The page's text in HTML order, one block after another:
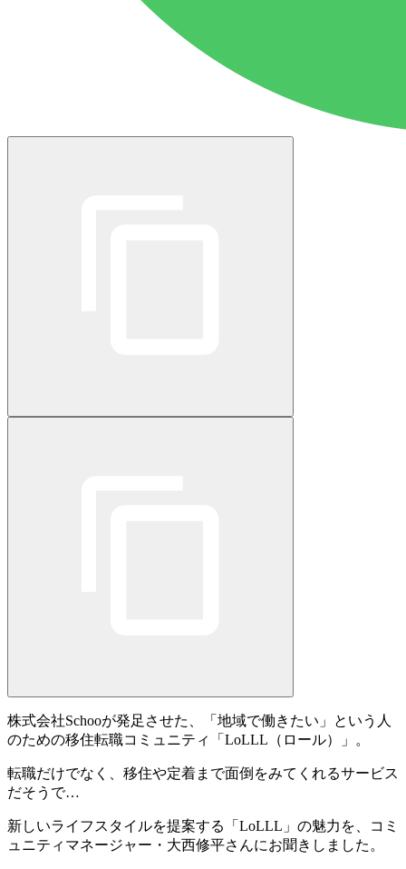
株式会社Schooが発足させた、「地域で働きたい」という人
のための移住転職コミュニティ
「 LoLLL（ロール） 」 。
転職だけでなく、移住や定着まで面倒をみてくれるサービス
だそうで…
新しいライフスタイルを提案する「LoLLL」の魅力を、コミ
ュニティマネージャー・ 大西修平さんにお聞きしました。